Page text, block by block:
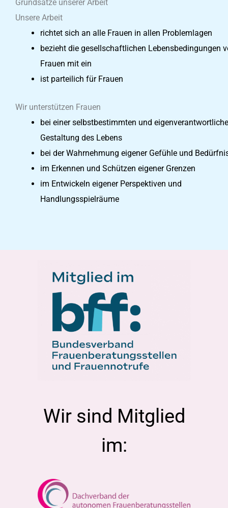
Grundsätze unserer Arbeit
Unsere Arbeit
richtet sich an alle Frauen in allen Problemlagen
bezieht die gesellschaftlichen Lebensbedingungen
Frauen mit ein
ist parteilich für Frauen
Wir unterstützen Frauen
bei einer selbstbestimmten und
Gestaltung des Lebens
bei der Wahrnehmung eigener Gefühle und
im Erkennen und Schützen eigener Grenzen
im Entwickeln eigener Perspektiven und
Handlungsspielräume
Wir sind Mitglied
im: